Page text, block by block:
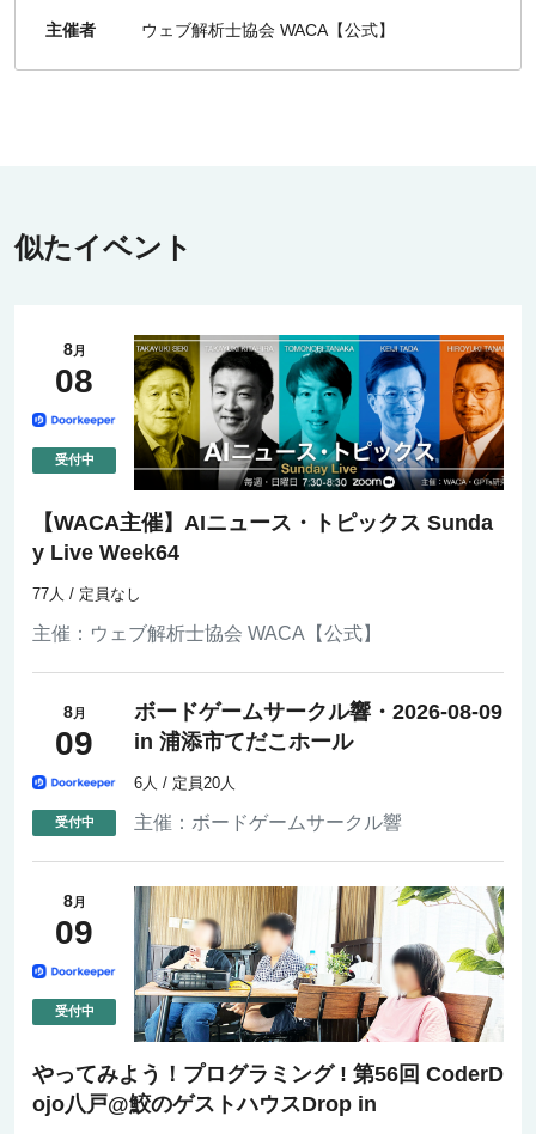
主催者 ウェブ解析士協会 WACA【公式】
似たイベント
8月
08
【WACA主催】AIニュース・トピックス Sunda
y Live Week64
主催： ウェブ解析士協会 WACA【公式】
77人 / 定員なし
8月
09
ボードゲームサークル響・2026-08-09
in 浦添市てだこホール
主催： ボードゲームサークル響
6人 / 定員20人
8月
09
やってみよう！プログラミング ! 第56回 CoderD
ojo八戸@鮫のゲストハウスDrop in